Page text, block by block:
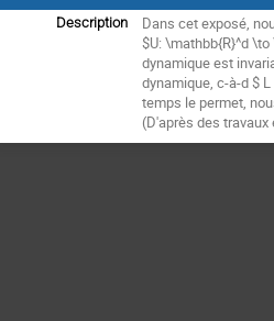
Description
Dans cet exposé,
$U: \mathbb{R}^d
dynamique est
dynamique, c-à-d $
temps le permet,
(D'après des